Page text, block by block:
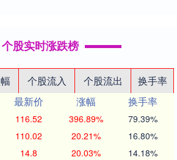
个股实时涨跌榜
个股流入 个股流出
换手率
最新价 涨幅
换手率
116.52 396.89% 79.39%
110.02 20.21% 16.80%
14.8 20.03% 14.18%